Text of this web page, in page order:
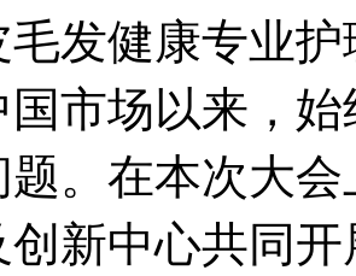
发健康专业
市场以来，
。在本次大
新中心共同